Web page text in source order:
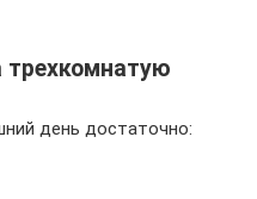
трехкомнатую
день достаточно: